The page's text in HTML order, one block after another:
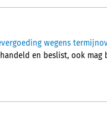
wegens
en beslist, ook mag